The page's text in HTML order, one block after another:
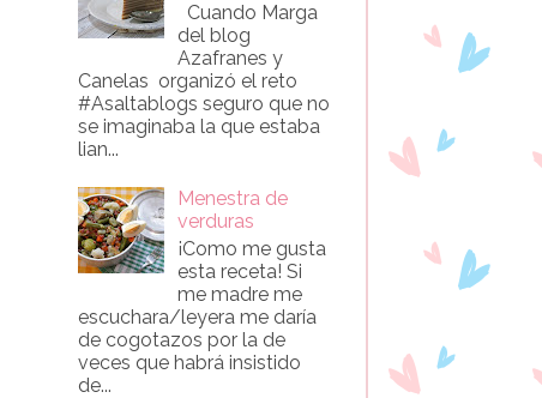
Cuando Marga
del blog
Azafranes y
Canelas organizó el reto
#Asaltablogs seguro que no
se imaginaba la que estaba
lian...
Menestra de
verduras
¡Como me gusta
esta receta! Si
me madre me
escuchara/leyera me daría
de cogotazos por la de
veces que habrá insistido
de...